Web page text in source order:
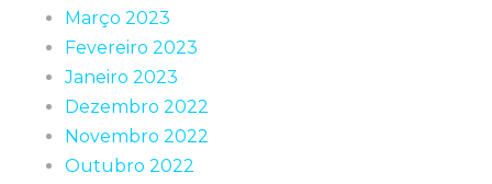
Março 2023
Fevereiro 2023
Janeiro 2023
Dezembro 2022
Novembro 2022
Outubro 2022